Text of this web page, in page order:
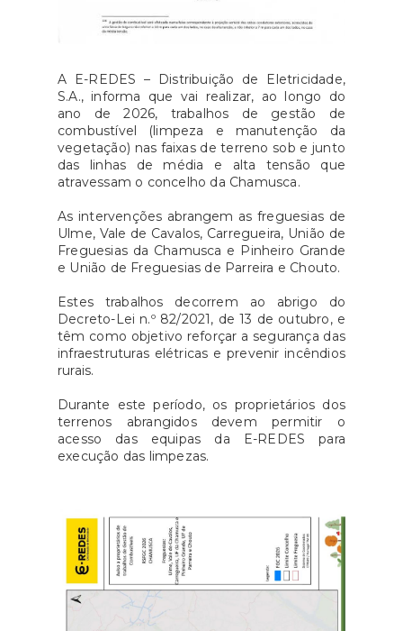
A E-REDES – Distribuição de Eletricidade,
S.A., informa que vai realizar, ao longo do
ano de 2026, trabalhos de gestão de
combustível (limpeza e manutenção da
vegetação) nas faixas de terreno sob e junto
das linhas de média e alta tensão que
atravessam o concelho da Chamusca.
As intervenções abrangem as freguesias de
Ulme, Vale de Cavalos, Carregueira, União de
Freguesias da Chamusca e Pinheiro Grande
e União de Freguesias de Parreira e Chouto.
Estes trabalhos decorrem ao abrigo do
Decreto-Lei n.º 82/2021, de 13 de outubro, e
têm como objetivo reforçar a segurança das
infraestruturas elétricas e prevenir incêndios
rurais.
Durante este período, os proprietários dos
terrenos abrangidos devem permitir o
acesso das equipas da E-REDES para
execução das limpezas.